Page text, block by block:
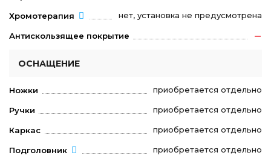
Хромотерапия нет, установка не предусмотрена
Антискользящее покрытие
ОСНАЩЕНИЕ
Ножки приобретается отдельно
Ручки приобретается отдельно
Каркас приобретается отдельно
Подголовник приобретается отдельно